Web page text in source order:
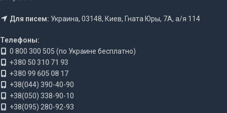
Для писем: Украина, 03148, Киев, Гната Юры, 7А, а/я 114
Телефоны:
0 800 300 505 (по Украине бесплатно)
+380 50 310 71 93
+380 99 605 08 17
+38(044) 390-40-90
+38(050) 338-90-10
+38(095) 280-92-93